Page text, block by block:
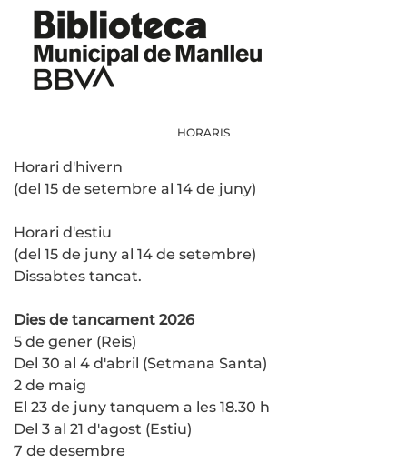
HORARIS
Horari d'hivern
(del 15 de setembre al 14 de juny)
Horari d'estiu
(del 15 de juny al 14 de setembre)
Dissabtes tancat.
Dies de tancament 2026
5 de gener (Reis)
Del 30 al 4 d'abril (Setmana Santa)
2 de maig
El 23 de juny tanquem a les 18.30 h
Del 3 al 21 d'agost (Estiu)
7 de desembre